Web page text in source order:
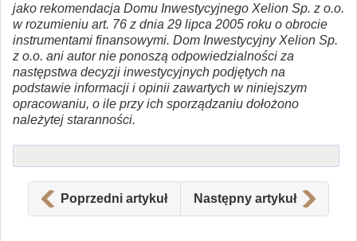
jako rekomendacja Domu Inwestycyjnego Xelion Sp. z o.o.
w rozumieniu art. 76 z dnia 29 lipca 2005 roku o obrocie
instrumentami finansowymi. Dom Inwestycyjny Xelion Sp.
z o.o. ani autor nie ponoszą odpowiedzialności za
następstwa decyzji inwestycyjnych podjętych na
podstawie informacji i opinii zawartych w niniejszym
opracowaniu, o ile przy ich sporządzaniu dołożono
należytej staranności.
Poprzedni artykuł Następny artykuł